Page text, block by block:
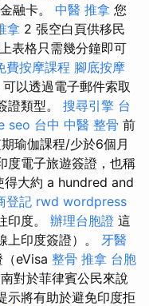
融卡。 中醫 推拿 您
拿 2 張空白頁供移民
表格只需幾分鐘即可
費按摩課程 腳底按摩
以透過電子郵件索取
證類型。 搜尋引擎 台
seo 台中 中醫 整骨 前
瑜伽課程/少於6個月
度電子旅遊簽證，也稱
得大約 a hundred and
登記 rwd wordpress
印度。 辦理台胞證 這
上印度簽證）。 牙醫
eVisa 整骨 推拿 台胞
對於菲律賓公民來說
示將有助於避免印度拒